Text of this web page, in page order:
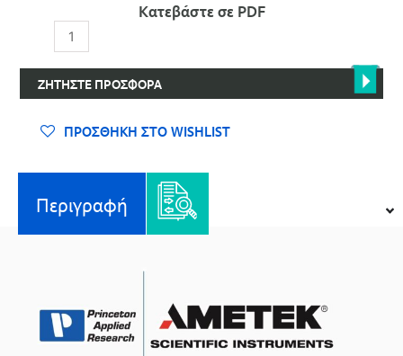
Κατεβάστε σε PDF
Mικροζυγός
Κρυστάλλου
Χαλαζία
QCM922A
EQCM
ΖΗΤΉΣΤΕ ΠΡΟΣΦΟΡΆ
ΠΡΟΣΘΉΚΗ ΣΤΟ WISHLIST
Περιγραφή